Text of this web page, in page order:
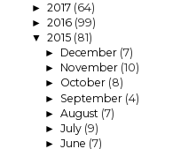
► 2017 (64)
► 2016 (99)
▼ 2015 (81)
► December (7)
► November (10)
► October (8)
► September (4)
► August (7)
► July (9)
► June (7)